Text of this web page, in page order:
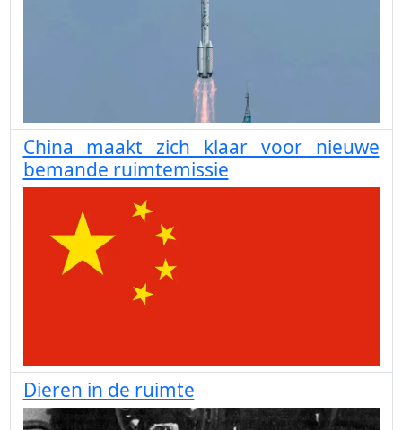
China maakt zich klaar voor nieuwe
bemande ruimtemissie
Dieren in de ruimte